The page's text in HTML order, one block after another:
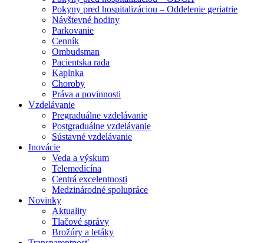
Pokyny pred hospitalizáciou – Oddelenie geriatrie
Návštevné hodiny
Parkovanie
Cenník
Ombudsman
Pacientska rada
Kaplnka
Choroby
Práva a povinnosti
Vzdelávanie
Pregraduálne vzdelávanie
Postgraduálne vzdelávanie
Sústavné vzdelávanie
Inovácie
Veda a výskum
Telemedicína
Centrá excelentnosti
Medzinárodné spolupráce
Novinky
Aktuality
Tlačové správy
Brožúry a letáky